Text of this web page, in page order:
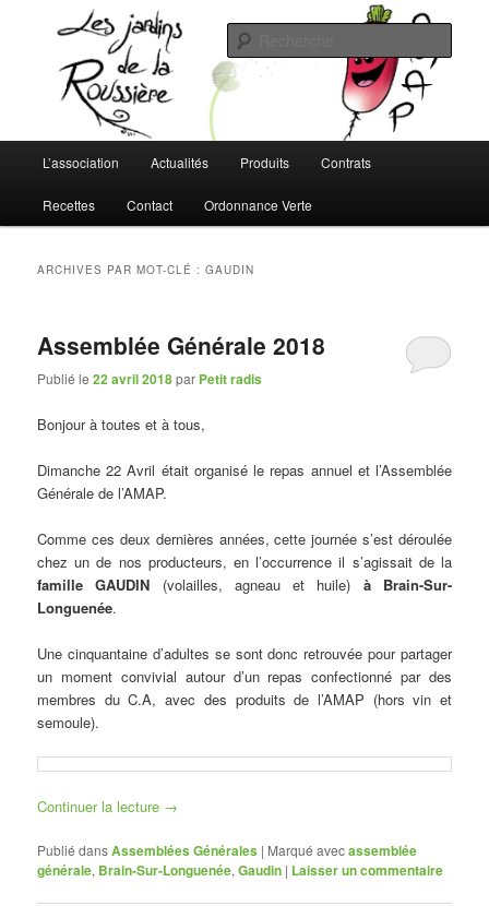
secondaireLes Jardins de la Roussière
L'AMAP de Montreuil-Juigné !
principal
L’association Actualités Produits Contrats
Recettes Contact Ordonnance Verte
ARCHIVES PAR MOT-CLÉ :GAUDIN
Assemblée Générale 2018
Publié le22 avril 2018par Petit radis
Bonjour à toutes et à tous,
Dimanche 22 Avril était organisé le repas annuel et l’Assemblée
Générale de l’AMAP.
Comme ces deux dernières années, cette journée s’est déroulée
chez un de nos producteurs, en l’occurrence il s’agissait de la
famille GAUDIN (volailles, agneau et huile) à Brain-Sur-
Longuenée.
Une cinquantaine d’adultes se sont donc retrouvée pour partager
un moment convivial autour d’un repas confectionné par des
membres du C.A, avec des produits de l’AMAP (hors vin et
semoule).
Continuer la lecture →
Publié dansAssemblées Générales | Marqué avecassemblée
générale, Brain-Sur-Longuenée,Gaudin | Laisser un commentaire